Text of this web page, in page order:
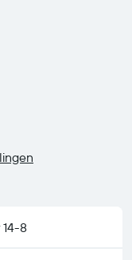
14-8